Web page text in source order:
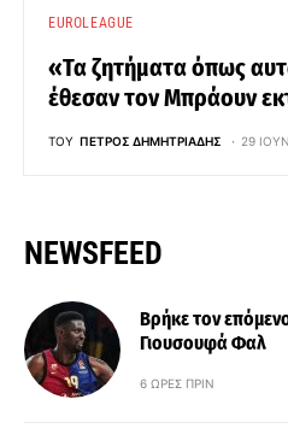
EUROLEAGUE
«Τα ζητήματα όπως
έθεσαν τον Μπράουν
ΤΟΥ ΠΈΤΡΟΣ ΔΗΜΗΤΡΙΆΔΗΣ 29
NEWSFEED
Βρήκε τον
Γιουσουφά Φαλ
6 ΏΡΕΣ ΠΡΙΝ